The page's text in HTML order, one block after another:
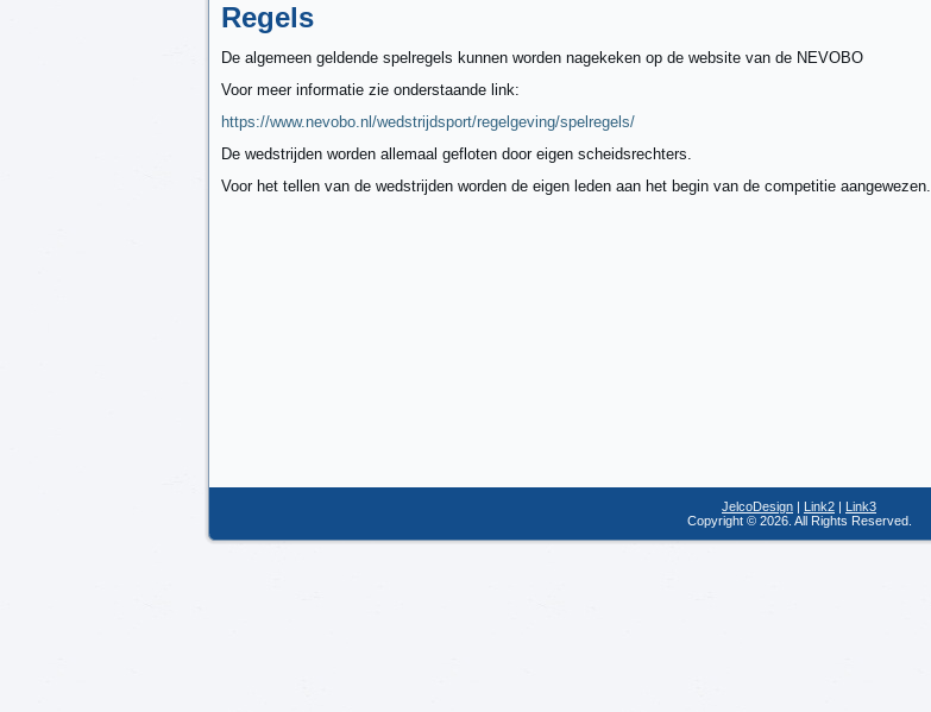
Regels
De algemeen geldende spelregels kunnen worden nagekeken op de website van de NEVOBO
Voor meer informatie zie onderstaande link:
https://www.nevobo.nl/wedstrijdsport/regelgeving/spelregels/
De wedstrijden worden allemaal gefloten door eigen scheidsrechters.
Voor het tellen van de wedstrijden worden de eigen leden aan het begin van de competitie aangewezen.
JelcoDesign | Link2 | Link3
Copyright © 2026. All Rights Reserved.